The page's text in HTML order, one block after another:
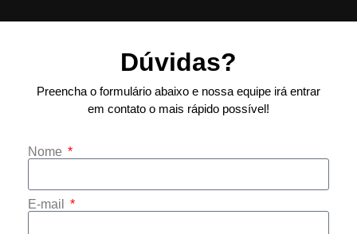
Dúvidas?
Preencha o formulário abaixo e nossa equipe irá entrar
em contato o mais rápido possível!
Nome
E-mail